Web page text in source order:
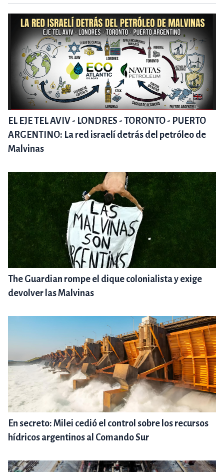
EL EJE TEL AVIV - LONDRES - TORONTO - PUERTO
ARGENTINO: La red israelí detrás del petróleo de
Malvinas
The Guardian rompe el dique colonialista y exige
devolver las Malvinas
En secreto: Milei cedió el control sobre los recursos
hídricos argentinos al Comando Sur